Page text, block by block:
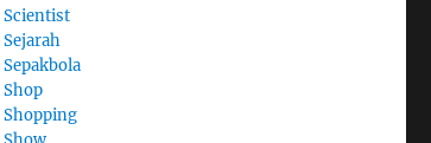
Scientist
Sejarah
Sepakbola
Shop
Shopping